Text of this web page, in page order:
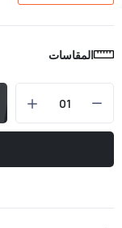
المقاسات